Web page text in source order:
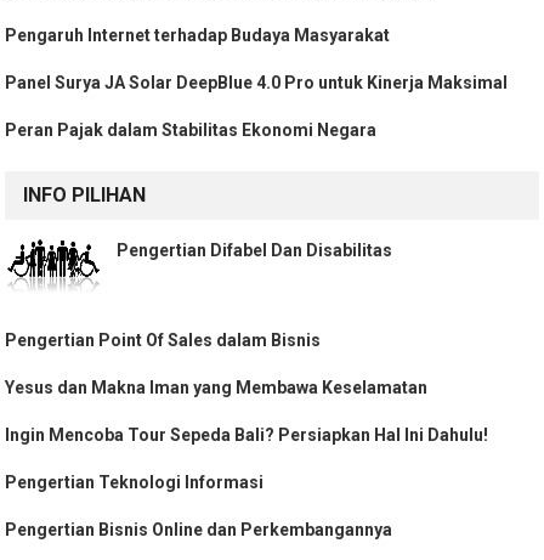
Pengaruh Internet terhadap Budaya Masyarakat
Panel Surya JA Solar DeepBlue 4.0 Pro untuk Kinerja Maksimal
Peran Pajak dalam Stabilitas Ekonomi Negara
INFO PILIHAN
Pengertian Difabel Dan Disabilitas
Pengertian Point Of Sales dalam Bisnis
Yesus dan Makna Iman yang Membawa Keselamatan
Ingin Mencoba Tour Sepeda Bali? Persiapkan Hal Ini Dahulu!
Pengertian Teknologi Informasi
Pengertian Bisnis Online dan Perkembangannya